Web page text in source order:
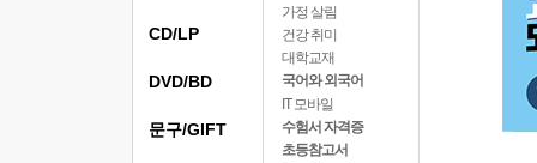
가정 살림
건강 취미
대학교재
국어와 외국어
IT 모바일
수험서 자격증
초등참고서
CD/LP
DVD/BD
문구/GIFT